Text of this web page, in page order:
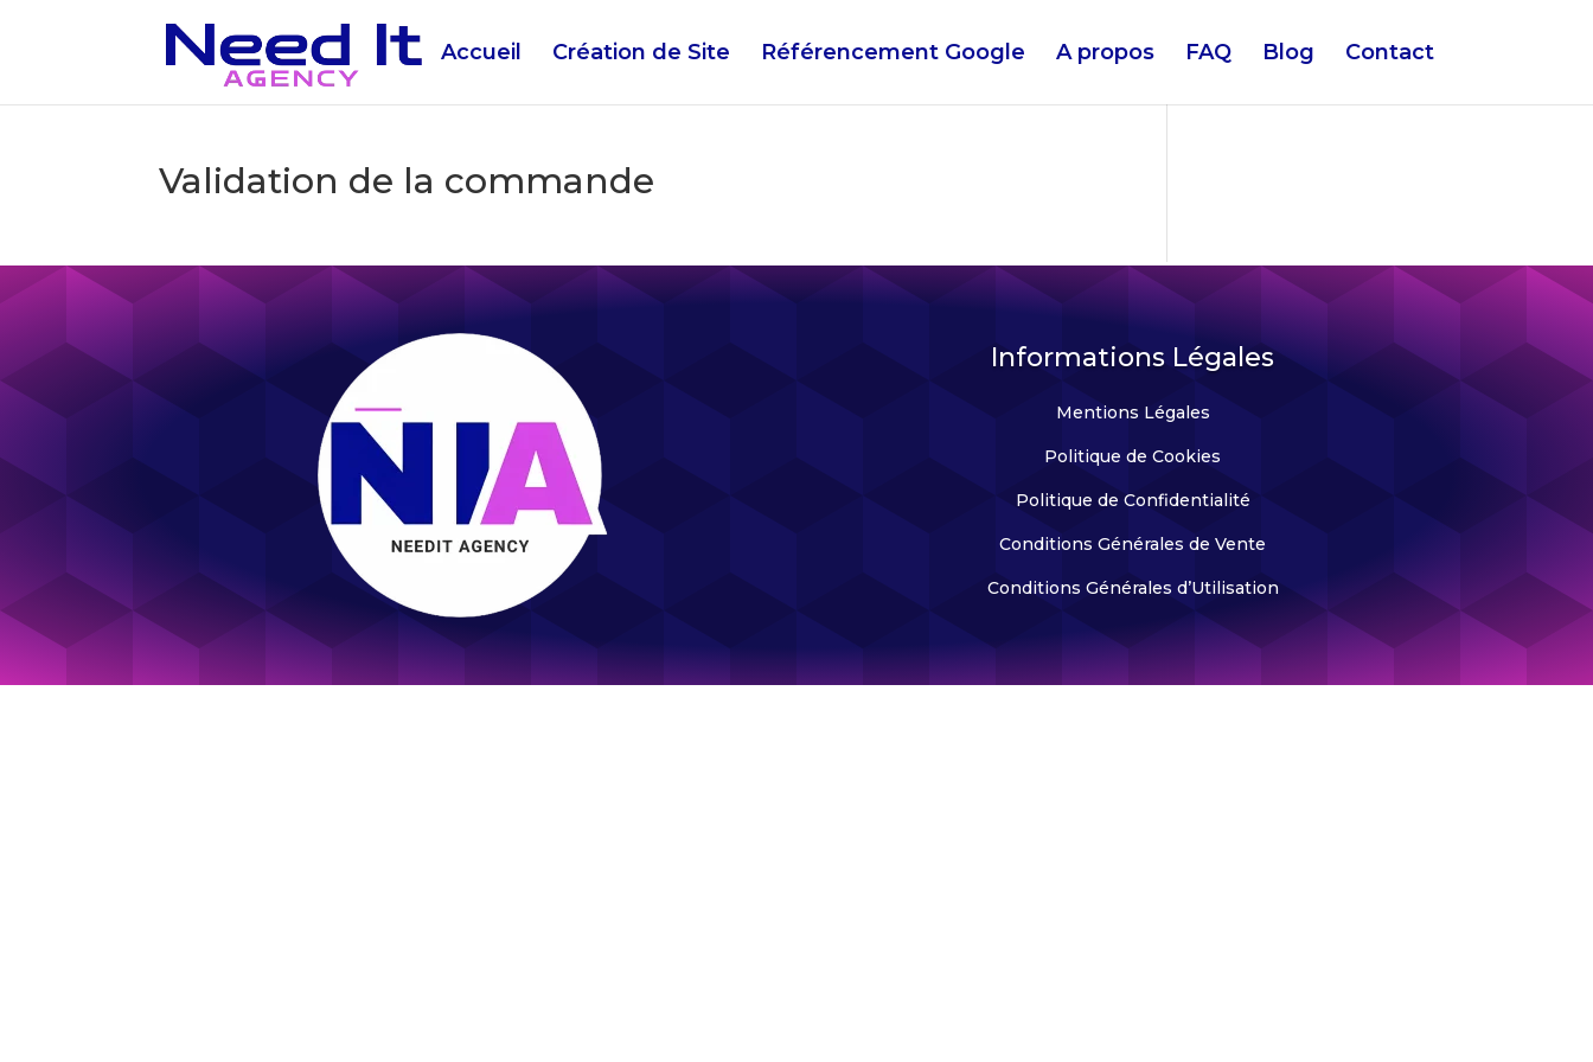
Accueil Création de Site Référencement Google A propos FAQ Blog Contact
Validation de la commande
Informations Légales
Mentions Légales
Politique de Cookies
Politique de Confidentialité
Conditions Générales de Vente
Conditions Générales d’Utilisation